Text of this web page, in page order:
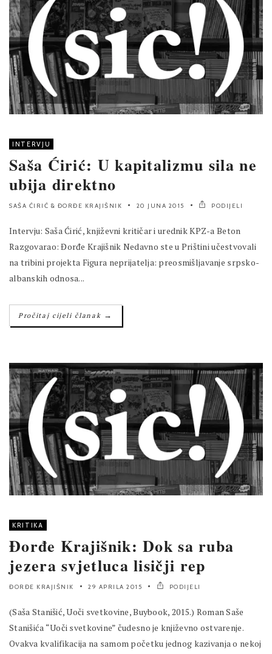
INTERVJU
Saša Ćirić: U kapitalizmu sila ne
ubija direktno
SAŠA ĆIRIĆ & ĐORĐE KRAJIŠNIK 20 JUNA 2015 PODIJELI
Intervju: Saša Ćirić, književni kritičar i urednik KPZ-a Beton
Razgovarao: Đorđe Krajišnik Nedavno ste u Prištini učestvovali
na tribini projekta Figura neprijatelja: preosmišljavanje srpsko-
albanskih odnosa...
Pročitaj cijeli članak →
KRITIKA
Đorđe Krajišnik: Dok sa ruba
jezera svjetluca lisičji rep
ĐORĐE KRAJIŠNIK 29 APRILA 2015 PODIJELI
(Saša Stanišić, Uoči svetkovine, Buybook, 2015.) Roman Saše
Stanišića “Uoči svetkovine” čudesno je književno ostvarenje.
Ovakva kvalifikacija na samom početku jednog kazivanja o nekoj